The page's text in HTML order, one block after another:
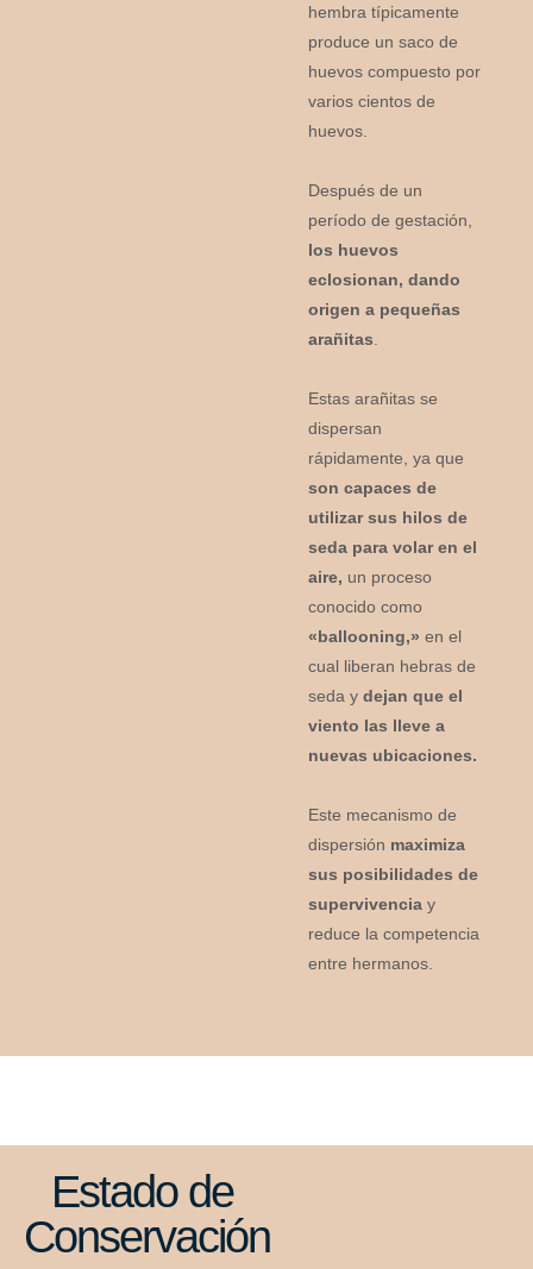
hembra típicamente
produce un saco de
huevos compuesto por
varios cientos de
huevos.
Después de un
período de gestación,
los huevos
eclosionan, dando
origen a pequeñas
arañitas
Estas arañitas se
dispersan
rápidamente, ya que
son capaces de
utilizar sus hilos de
seda para volar en el
aire, un proceso
conocido como
«ballooning,» en el
cual liberan hebras de
seda ydejan que el
viento las lleve a
nuevas ubicaciones.
Este mecanismo de
dispersión maximiza
sus posibilidades de
supervivencia y
reduce la competencia
entre hermanos.
Estado de
Conservación